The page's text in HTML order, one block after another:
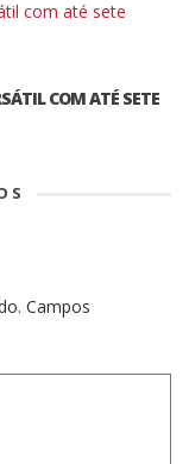
COM ATÉ SETE
Campos